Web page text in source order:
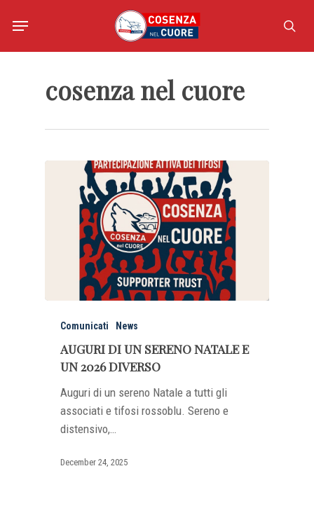
Menu
cosenza nel cuore
Comunicati News
AUGURI DI UN SERENO NATALE E
UN 2026 DIVERSO
Auguri di un sereno Natale a tutti gli
associati e tifosi rossoblu. Sereno e
distensivo,…
December 24, 2025